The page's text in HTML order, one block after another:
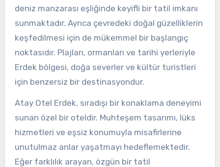
deniz manzarası eşliğinde keyifli bir tatil imkanı
sunmaktadır. Ayrıca çevredeki doğal güzelliklerin
keşfedilmesi için de mükemmel bir başlangıç
noktasıdır. Plajları, ormanları ve tarihi yerleriyle
Erdek bölgesi, doğa severler ve kültür turistleri
için benzersiz bir destinasyondur.
Atay Otel Erdek, sıradışı bir konaklama deneyimi
sunan özel bir oteldir. Muhteşem tasarımı, lüks
hizmetleri ve eşsiz konumuyla misafirlerine
unutulmaz anlar yaşatmayı hedeflemektedir.
Eğer farklılık arayan, özgün bir tatil